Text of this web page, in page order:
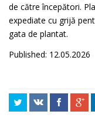
de către începători.
expediate cu grijă
gata de plantat.
Published: 12.05.2026